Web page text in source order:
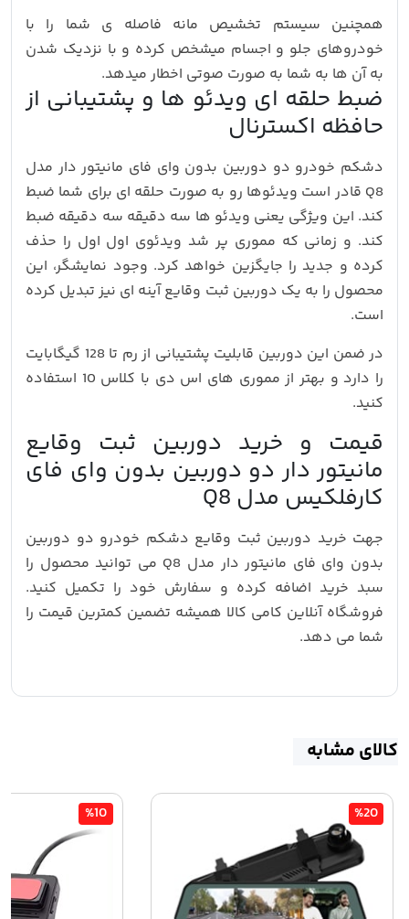
همچنین سیستم تخشیص مانه فاصله ی شما را با
خودروهای جلو و اجسام میشخص کرده و با نزدیک شدن
به آن ها به شما به صورت صوتی اخطار میدهد.
ضبط حلقه ای ویدئو ها و پشتیبانی از
حافظه اکسترنال
دشکم خودرو دو دوربین بدون وای فای مانیتور دار مدل
Q8 قادر است ویدئوها رو به صورت حلقه ای برای شما ضبط
کند. این ویژگی یعنی ویدئو ها سه دقیقه سه دقیقه ضبط
کند. و زمانی که مموری پر شد ویدئوی اول اول را حذف
کرده و جدید را جایگزین خواهد کرد. وجود نمایشگر، این
محصول را به یک دوربین ثبت وقایع آینه ای نیز تبدیل کرده
است.
در ضمن این دوربین قابلیت پشتیبانی از رم تا 128 گیگابایت
را دارد و بهتر از مموری های اس دی با کلاس 10 استفاده
کنید.
قیمت و خرید دوربین ثبت وقایع
مانیتور دار دو دوربین بدون وای فای
کارفلکیس مدل Q8
جهت خرید دوربین ثبت وقایع دشکم خودرو دو دوربین
بدون وای فای مانیتور دار مدل Q8 می توانید محصول را
سبد خرید اضافه کرده و سفارش خود را تکمیل کنید.
فروشگاه آنلاین کامی کالا همیشه تضمین کمترین قیمت را
شما می دهد.
کالای مشابه
%20
%10